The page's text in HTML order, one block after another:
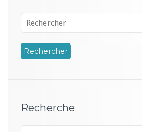
Recherche